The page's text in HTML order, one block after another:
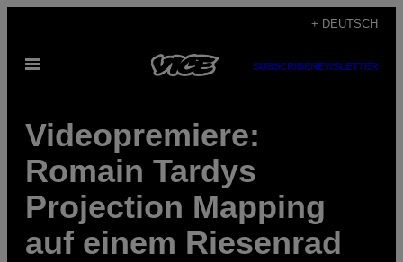
content
+ DEUTSCH
Open
SUBSCRIBENEWSLETTER
Videopremiere:
Romain Tardys
Projection Mapping
auf einem Riesenrad